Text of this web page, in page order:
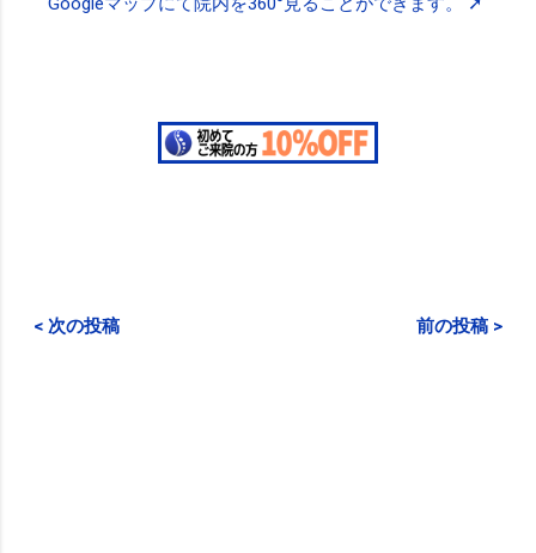
< 次の投稿 前の投稿 >